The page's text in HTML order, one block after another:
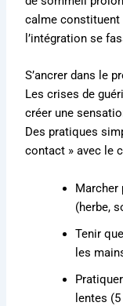
calme constituent
l’intégration se
S’ancrer dans le
Les crises de
créer une
Des pratiques
contact » avec le
Marcher
(herbe,
Tenir
les
lentes